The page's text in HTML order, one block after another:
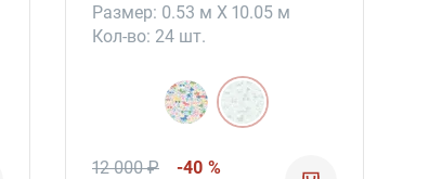
Размер: 0.53 м X 10.05 м
Кол-во: 24 шт.
12 000 ₽ -40 %